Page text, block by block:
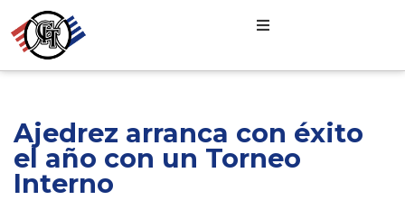
Ajedrez arranca con éxito
el año con un Torneo
Interno